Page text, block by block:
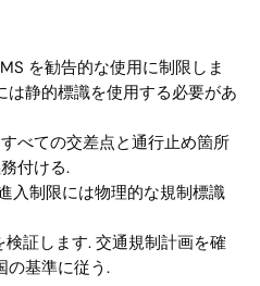
を勧告的な使用に制限しま
は静的標識を使用する必要があ
すべての交差点と通行止め箇所
付ける.
入制限には物理的な規制標識
証します. 交通規制計画を確
の基準に従う.